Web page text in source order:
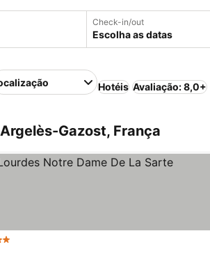
Check-in/out
Escolha as datas
Hotéis Avaliação: 8,0+
Gazost, França